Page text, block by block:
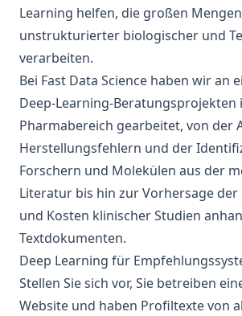
Learning helfen, die großen Mengen
unstrukturierter biologischer und
verarbeiten.
Bei Fast Data Science haben wir an
Deep-Learning-Beratungsprojekten
Pharmabereich gearbeitet, von der
Herstellungsfehlern und der
Forschern und Molekülen aus der
Literatur bis hin zur Vorhersage
und Kosten klinischer Studien
Textdokumenten.
Deep Learning für
Stellen Sie sich vor, Sie betreiben
Website und haben Profiltexte von